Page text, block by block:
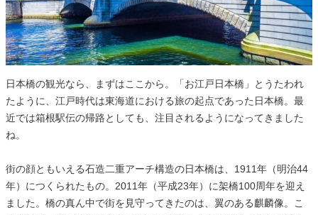
日本橋の観光なら、まずはここから。「お江戸日本橋」とうたわれ
たように、江戸時代は東海道における旅の起点であった日本橋。最
近では箱根駅伝の帰路としても、注目されるようになってきました
ね。
街の顔ともいえる石造二重アーチ構造の日本橋は、1911年（明治44
年）につくられたもの。2011年（平成23年）に架橋100周年を迎え
ました。橋の真ん中で街を見守ってきたのは、翼のある麒麟像。こ